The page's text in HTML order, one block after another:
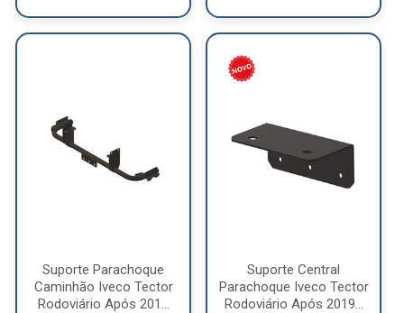
Suporte Parachoque
Caminhão Iveco Tector
Rodoviário Após 201...
Suporte Central
Parachoque Iveco Tector
Rodoviário Após 2019...